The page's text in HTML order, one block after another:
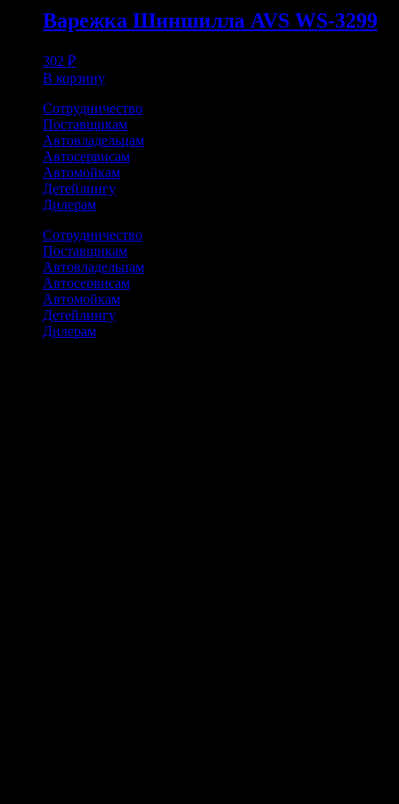
Варежка Шиншилла AVS WS-3299
302 ₽
В корзину
Сотрудничество
Поставщикам
Автовладельцам
Автосервисам
Автомойкам
Детейлингу
Дилерам
Сотрудничество
Поставщикам
Автовладельцам
Автосервисам
Автомойкам
Детейлингу
Дилерам